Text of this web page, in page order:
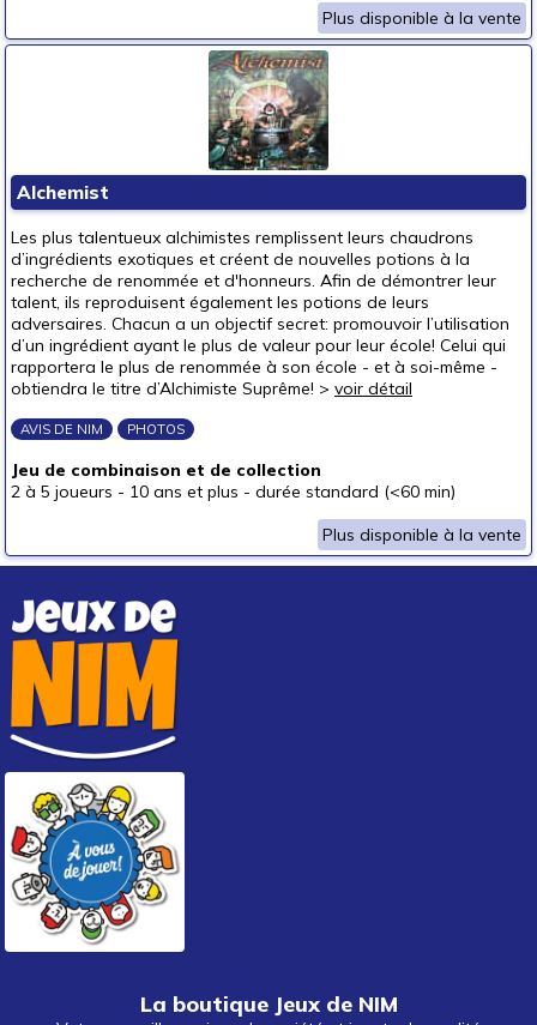
Plus disponible à la vente
Alchemist
Les plus talentueux alchimistes remplissent leurs chaudrons
d’ingrédients exotiques et créent de nouvelles potions à la
recherche de renommée et d'honneurs. Afin de démontrer leur
talent, ils reproduisent également les potions de leurs
adversaires. Chacun a un objectif secret: promouvoir l’utilisation
d’un ingrédient ayant le plus de valeur pour leur école! Celui qui
rapportera le plus de renommée à son école - et à soi-même -
obtiendra le titre d’Alchimiste Suprême! > voir détail
AVIS DE NIM PHOTOS
Jeu de combinaison et de collection
2 à 5 joueurs - 10 ans et plus - durée standard (<60 min)
Plus disponible à la vente
La boutique Jeux de NIM